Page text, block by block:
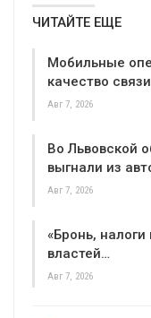
ЧИТАЙТЕ ЕЩЕ
Мобильные
качество
Авг 7, 2026
Во Львовской
выгнали из
Авг 7, 2026
«Бронь, налоги
властей…
Авг 7, 2026